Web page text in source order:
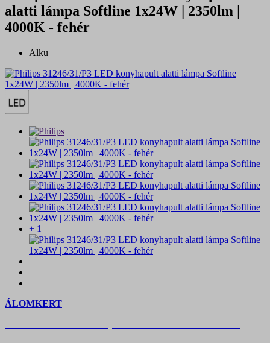
alatti lámpa Softline 1x24W | 2350lm |
4000K - fehér
Alku
+ 1
ÁLOMKERT